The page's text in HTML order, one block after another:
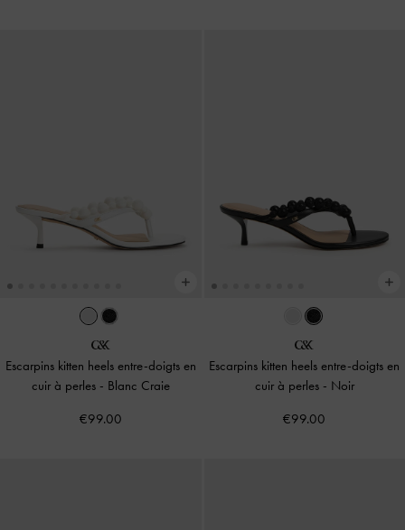
Escarpins kitten heels entre-doigts en
cuir à perles - Blanc Craie
€99.00
Escarpins kitten heels entre-doigts en
cuir à perles - Noir
€99.00